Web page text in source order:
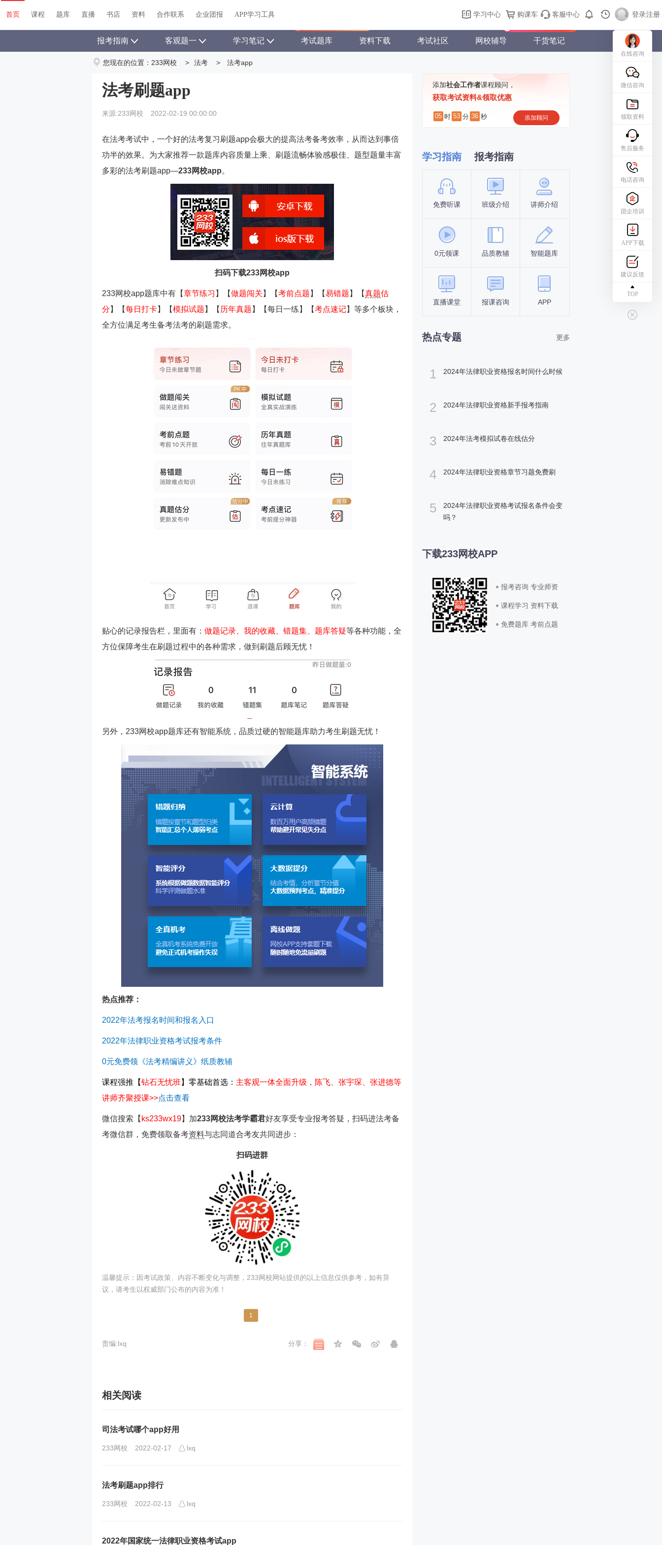
首页 课程 题库 直播 书店 资料 合作联系 企业团报 APP学习工具 学习中心 购课车 客服中心 登录|注册
首页 课程 题库 直播 书店 资料 关于我们 帮助中心 购课车 登录/注册
报考指南 客观题一 学习笔记 考试题库 资料下载 考试社区 网校辅导 干货笔记
您现在的位置： 233网校 > 法考 > 法考app
法考刷题app
来源:233网校 2022-02-19 00:00:00
在法考考试中，一个好的法考复习刷题app会极大的提高法考备考效率，从而达到事倍
功半的效果。为大家推荐一款题库内容质量上乘、刷题流畅体验感极佳、题型题量丰富
多彩的法考刷题app—233网校app。
扫码下载233网校app
233网校app题库中有【章节练习 】【做题闯关 】【考前点题 】【易错题 】【真题估
分 】【每日打卡】【模拟试题 】【 历年真题 】【每日一练】【考点速记】等多个板块，
全方位满足考生备考法考的刷题需求。
贴心的记录报告栏，里面有： 做题记录、我的收藏、错题集、题库答疑等各种功能，全
方位保障考生在刷题过程中的各种需求，做到刷题后顾无忧！
另外，233网校app题库还有智能系统，品质过硬的智能题库助力考生刷题无忧！
热点推荐：
2022年法考报名时间和报名入口
2022年法律职业资格考试报考条件
0元免费领《法考精编讲义》纸质教辅
课程强推 【钻石无忧班 】 零基础首选： 主客观一体全面升级，陈飞、张宇琛、张进德等
讲师齐聚授课>>点击查看
微信搜索【 ks233wx19】加233网校法考学霸君好友享受专业报考答疑 ，扫码进法考备
考微信群，免费领取备考资料与志同道合考友共同进步：
扫码进群
温馨提示：因考试政策、内容不断变化与调整，233网校网站提供的以上信息仅供参考，如有异
议，请考生以权威部门公布的内容为准！
1
责编:lxq 分享：
相关阅读
司法考试哪个app好用
233网校 2022-02-17 lxq
法考刷题app排行
233网校 2022-02-13 lxq
2022年国家统一法律职业资格考试app
添加社会工作者课程顾问，
获取考试资料&领取优惠
05 时 53 分 35 秒 添加顾问
学习指南 报考指南
免费听课 班级介绍 讲师介绍
0元领课 品质教辅 智能题库
直播课堂 报课咨询 APP
报名时间
考试时间
热点专题 更多
1 2024年法律职业资格报名时间什么时候
2 2024年法律职业资格新手报考指南
3 2024年法考模拟试卷在线估分
4 2024年法律职业资格章节习题免费刷
5
2024年法律职业资格考试报名条件会变
吗？
下载233网校APP
报考咨询 专业师资
课程学习 资料下载
免费题库 考前点题
在线咨询
微信咨询
领取资料
售后服务
电话咨询
团企培训
APP下载
建议反馈
TOP